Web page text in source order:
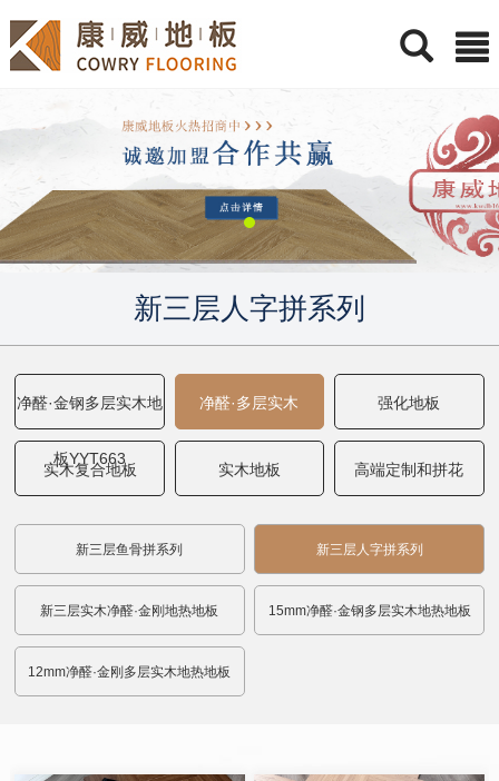
新三层人字拼系列
净醛·金钢多层实木地
板YYT663
净醛·多层实木 强化地板
实木复合地板 实木地板 高端定制和拼花
新三层鱼骨拼系列 新三层人字拼系列
新三层实木净醛·金刚地热地板 15mm净醛·金钢多层实木地热地板
12mm净醛·金刚多层实木地热地板